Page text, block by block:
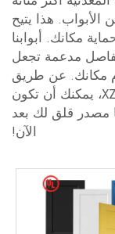
الأبواب. هذا يتيح
مكانك. أبوابنا
مدعمة تجعل
مكانك. عن طريق
تركيب الأبواب المزدوجة المعدنية من XZIC، يمكنك أن تكون
مصدر قلق لك بعد
الآن!